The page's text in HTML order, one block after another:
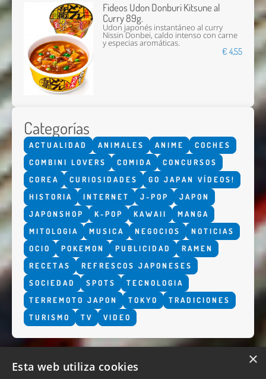
Fideos Udon Donburi Kitsune al
Curry 89g.
Udon japonés instantáneo al curry
Nissin Donbei, caldo intenso con carne
y especias aromáticas.
€ 4,55
Categorías
ACTUALIDAD ANIMALES ANIME
COCHES
COMBINI LOVERS
COMIDA
CONCURSOS
COREA
CURIOSIDADES
GO JAPAN VÍDEOS!
HISTORIA
INTERNET J-POP
JAPON
JAPONSHOP
K-POP KAWAII
MANGA
MITOLOGIA
MUSICA NEGOCIOS
NOTICIAS
OCIO
POKEMON PUBLICIDAD
RAMEN
RECETAS
REFRESCOS JAPONESES
SOCIEDAD
SPOTS
TECNOLOGIA
TERREMOTO JAPON
TOKYO
TRADICIONES
TURISMO
TV VIDEO
×
Esta web utiliza cookies